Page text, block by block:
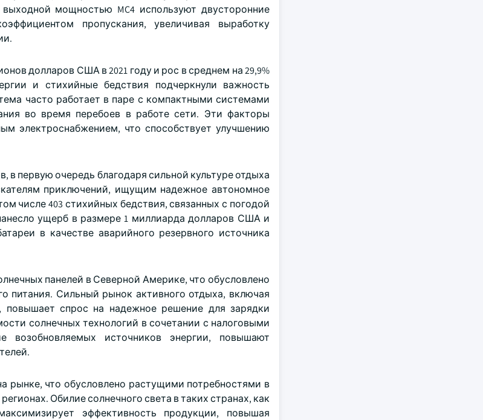
мощностью MC4 используют двусторонние
пропускания, увеличивая выработку
долларов США в 2021 году и рос в среднем на 29,9%
и стихийные бедствия подчеркнули важность
часто работает в паре с компактными системами
во время перебоев в работе сети. Эти факторы
электроснабжением, что способствует улучшению
первую очередь благодаря сильной культуре отдыха
приключений, ищущим надежное автономное
числе 403 стихийных бедствия, связанных с погодой
ущерб в размере 1 миллиарда долларов США и
в качестве аварийного резервного источника
панелей в Северной Америке, что обусловлено
питания. Сильный рынок активного отдыха, включая
повышает спрос на надежное решение для зарядки
солнечных технологий в сочетании с налоговыми
источников энергии, повышают
что обусловлено растущими потребностями в
Обилие солнечного света в таких странах, как
эффективность продукции, повышая